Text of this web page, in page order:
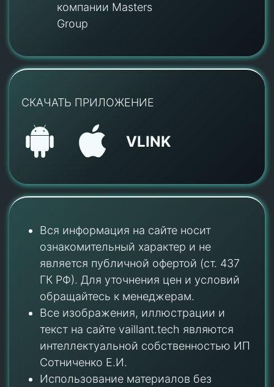
компании Masters
Group
СКАЧАТЬ ПРИЛОЖЕНИЕ
VLINK
Вся информация на сайте носит
ознакомительный характер и не
является публичной офертой (ст. 437
ГК РФ). Для уточнения цен и условий
обращайтесь к менеджерам.
Все изображения, иллюстрации и
текст на сайте vaillant.tech являются
интеллектуальной собственностью ИП
Сотниченко Е.И.
Использование материалов без